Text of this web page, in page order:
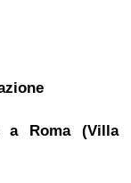
a Roma (Villa